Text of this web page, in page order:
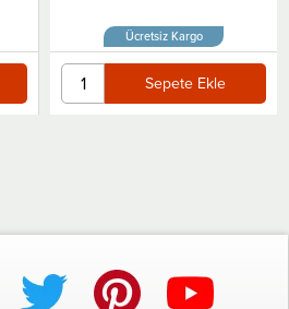
Sepete Ekle
Ücretsiz Kargo